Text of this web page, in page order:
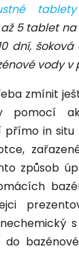
5 tablet na
dní,
vody
zmínit
pomocí
přímo in situ
,
způsob